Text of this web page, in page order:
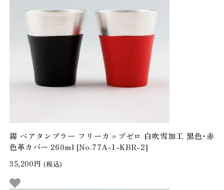
錫 ペアタンブラー フリーカップゼロ 白吹雪加工 黒色・赤
色革カバー 260ml [No.77A-1-KBR-2]
35,200円 (税込)